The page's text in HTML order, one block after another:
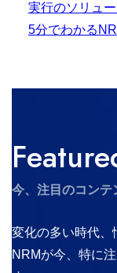
実行のソリュ
5分でわかる
今、注目のコンテ
変化の多い時代、
NRMが今、特に